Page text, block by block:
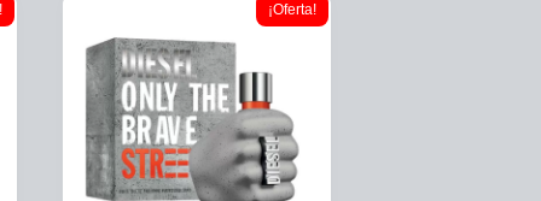
¡Oferta!